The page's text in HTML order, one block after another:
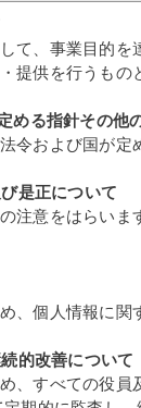
て、事業目的
提供を行うも
める指針その他
令および国が定
是正について
注意をはらい
、個人情報に
的改善について
、すべての役